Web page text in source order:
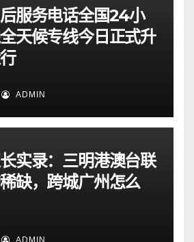
服务电话全国24小
天候专线今日正式升
ADMIN
实录：三明港澳台联
缺，跨城广州怎么